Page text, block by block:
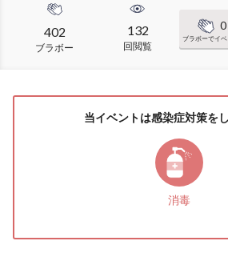
402
ブラボー
132
回閲覧
0
ブラボーでイ
当イベントは感染症対策を
消毒